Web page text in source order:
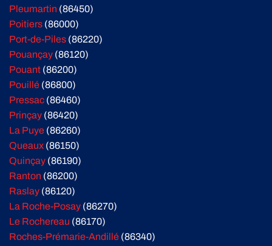
Pleumartin (86450)
Poitiers (86000)
Port-de-Piles (86220)
Pouançay (86120)
Pouant (86200)
Pouillé (86800)
Pressac (86460)
Prinçay (86420)
La Puye (86260)
Queaux (86150)
Quinçay (86190)
Ranton (86200)
Raslay (86120)
La Roche-Posay (86270)
Le Rochereau (86170)
Roches-Prémarie-Andillé (86340)